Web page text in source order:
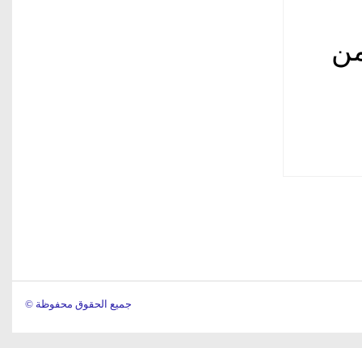
© جميع الحقوق محفوظة